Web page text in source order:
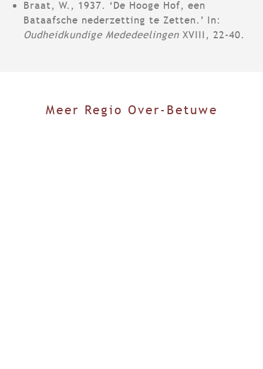
Braat, W., 1937. ‘De Hooge Hof, een
Bataafsche nederzetting te Zetten.’ In:
Oudheidkundige Mededeelingen XVIII, 22-40.
Meer Regio Over-Betuwe